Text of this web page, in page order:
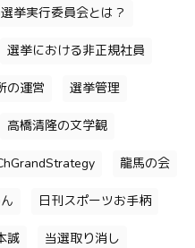
挙実行委員会とは？
選挙における非正規社員
の運営 選挙管理
高橋清隆の文学観
龍馬の会
日刊スポーツお手柄
誠 当選取り消し